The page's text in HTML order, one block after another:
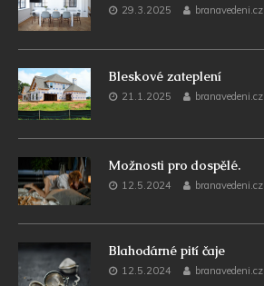
29.3.2025 branavedeni.cz
Bleskové zateplení
21.1.2025 branavedeni.cz
Možnosti pro dospělé.
12.5.2024 branavedeni.cz
Blahodárné pití čaje
12.5.2024 branavedeni.cz